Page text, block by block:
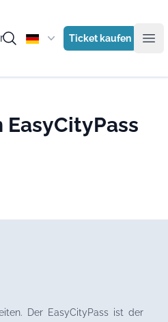
Ticket kaufen
Der EasyCityPass ist der